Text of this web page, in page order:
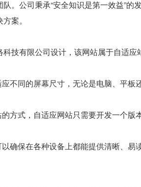
。公司秉承“安全知识是第一效益”
案。
技有限公司设计，该网站属于自适应
不同的屏幕尺寸，无论是电脑、平
方式，自适应网站只需要开发一个版
确保在各种设备上都能提供清晰、